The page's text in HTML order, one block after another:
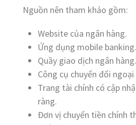
Nguồn nên tham khảo gồm:
Website của ngân hàng.
Ứng dụng mobile banking.
Quầy giao dịch ngân hàng.
Công cụ chuyển đổi
Trang tài chính có cập
ràng.
Đơn vị chuyển tiền chính